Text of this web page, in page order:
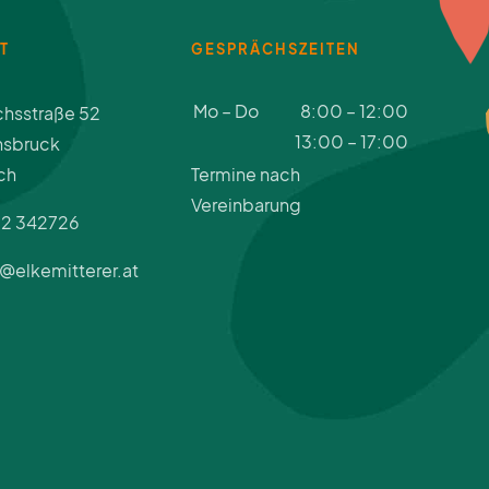
Akutversorgung oft unzureichend.
Betrieben gut verankert ist, wird die
psychische Erste Hilfe (PEH) oft
unterschätzt bzw. sogar ignoriert. Große...
52
342726
GESPRÄCHSZEITEN
Mo – Do
8:00 – 12:00
13:00 – 17:00
Termine nach
Vereinbarung